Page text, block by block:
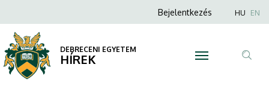
kapcsolat
gyógyszerésztudomány
területén
a
tartalomra
Anonim
menüje
Bejelentkezés HU EN
DEBRECENI EGYETEM
HÍREK